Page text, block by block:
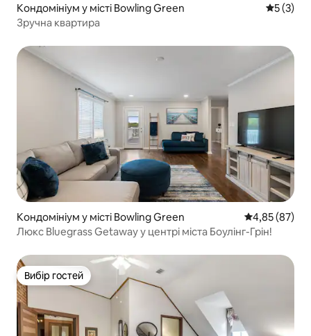
Кондомініум у місті Bowling Green Середня
5 (3)
Зручна квартира
Кондомініум у місті Bowling Green Середня
4,85 (87)
Люкс Bluegrass Getaway у центрі міста Боулінг-Грін!
Вибір гостей
Вибір гостей